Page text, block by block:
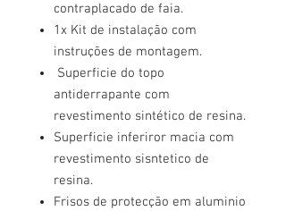
contraplacado de faia.
1x Kit de instalação com
instruções de montagem.
Superficie do topo
antiderrapante com
revestimento sintético de resina.
Superficie inferiror macia com
revestimento sisntetico de
resina.
Frisos de protecção em aluminio